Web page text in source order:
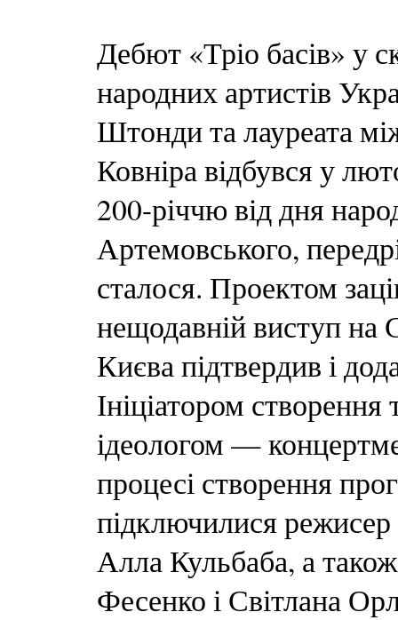
Дебют «Тріо басів» у
народних артистів
Штонди та лауреата
Ковніра відбувся у
200-річчю від дня
Артемовського,
сталося. Проектом
нещодавній виступ на
Києва підтвердив і
Ініціатором
ідеологом —
процесі створення
підключилися
Алла Кульбаба, а
Фесенко і Світлана